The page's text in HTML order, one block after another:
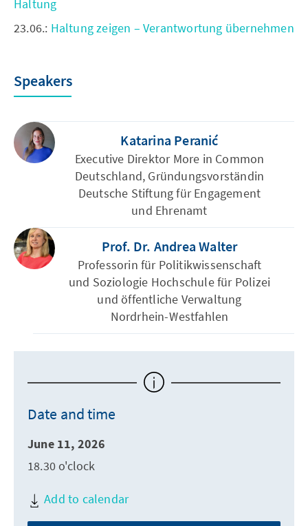
Haltung
23.06.: Haltung zeigen – Verantwortung übernehmen
Speakers
Katarina Peranić
Executive Direktor More in Common
Deutschland, Gründungsvorständin
Deutsche Stiftung für Engagement
und Ehrenamt
Prof. Dr. Andrea Walter
Professorin für Politikwissenschaft
und Soziologie Hochschule für Polizei
und öffentliche Verwaltung
Nordrhein-Westfahlen
Date and time
June 11, 2026
18.30 o'clock
Add to calendar